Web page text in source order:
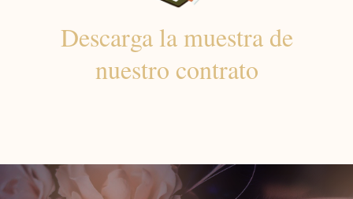
Descarga la muestra de
nuestro contrato